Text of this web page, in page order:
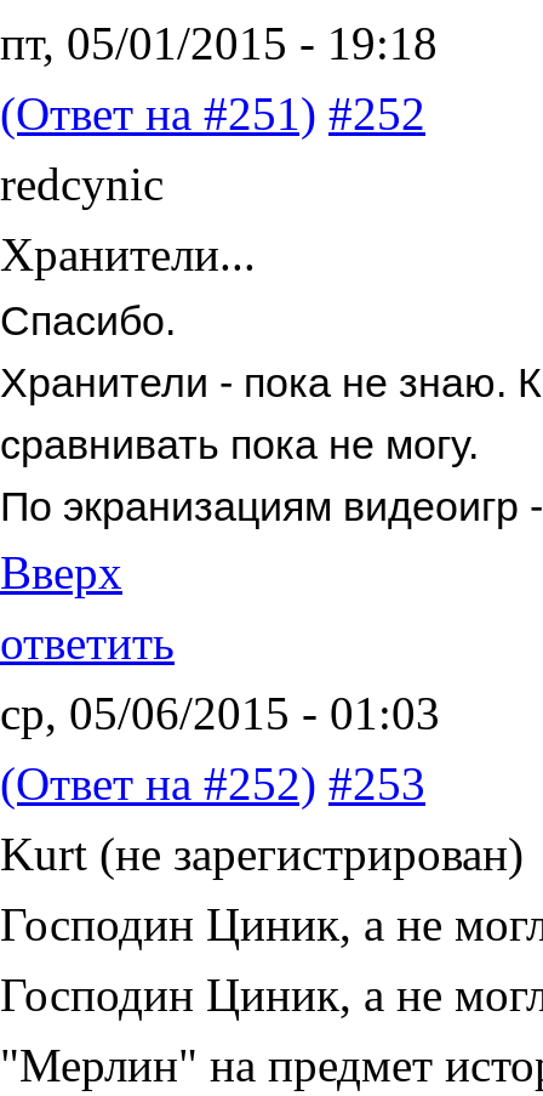
пт, 05/01/2015 - 19:18
(Ответ на #251) #252
redcynic
Хранители...
Спасибо.
Хранители - пока не знаю.
сравнивать пока не могу.
По экранизациям видеоигр
Вверх
ответить
ср, 05/06/2015 - 01:03
(Ответ на #252) #253
Kurt (не зарегистрирован)
Господин Циник, а не
Господин Циник, а не
"Мерлин" на предмет